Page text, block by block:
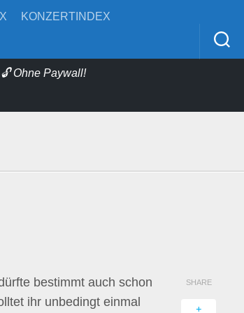
KONZERTINDEX
Ohne Paywall!
bestimmt auch schon
ihr unbedingt einmal
SHARE